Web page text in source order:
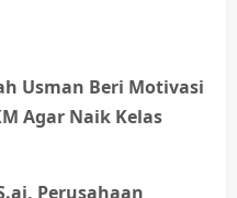
Usman Beri Motivasi
Agar Naik Kelas
Perusahaan